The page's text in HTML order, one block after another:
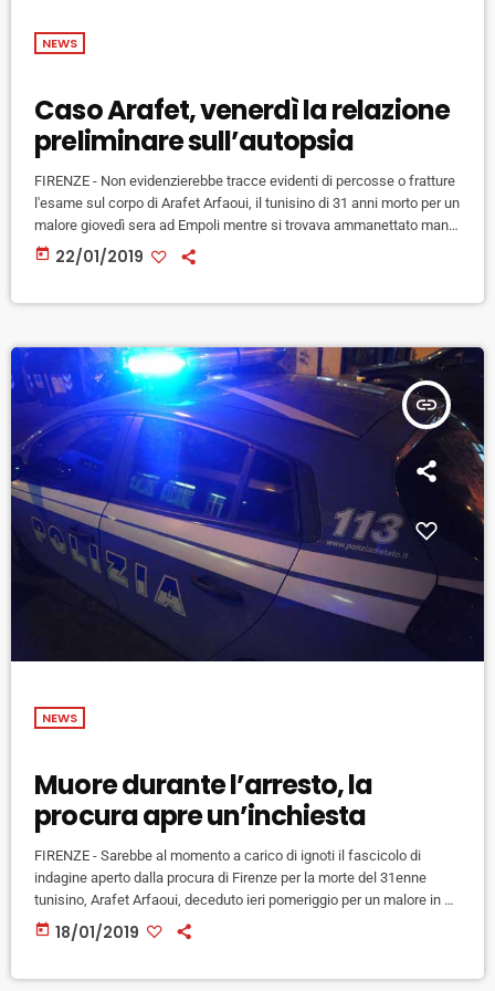
NEWS
Caso Arafet, venerdì la relazione
preliminare sull’autopsia
FIRENZE - Non evidenzierebbe tracce evidenti di percosse o fratture
l'esame sul corpo di Arafet Arfaoui, il tunisino di 31 anni morto per un
malore giovedì sera ad Empoli mentre si trovava ammanettato mani
e piedi nel corso di un arresto. Ieri si è tenuta l'autopsia del medico
legale incaricato dalla procura, alla presenza di un perito di parte
today 22/01/2019
insert_link
NEWS
Muore durante l’arresto, la
procura apre un’inchiesta
FIRENZE - Sarebbe al momento a carico di ignoti il fascicolo di
indagine aperto dalla procura di Firenze per la morte del 31enne
tunisino, Arafet Arfaoui, deceduto ieri pomeriggio per un malore in un
money transfer di Empoli, durante l'intervento di polizia e 118.
Domani la pm Christine Von Borries, titolare dell'inchiesta, affiderà
today 18/01/2019